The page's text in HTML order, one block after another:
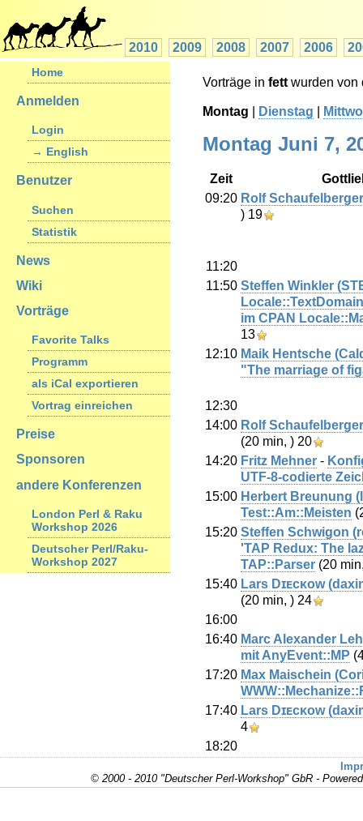
2010 2009 2008 2007 2006
Home
Anmelden
Login
→ English
Benutzer
Suchen
Statistik
News
Wiki
Vorträge
Favorite Talks
Programm
als iCal exportieren
Vortrag einreichen
Preise
Sponsoren
andere Konferenzen
London Perl & Raku
Workshop 2026
Deutscher Perl/Raku-
Workshop 2027
Vorträge in fett wurden von
Montag Dienstag
Montag Juni 7,
Zeit
09:20 Rolf
) 19
11:20
11:50 Steffen Winkler
im CPAN
13
12:10 Maik Hentsche
"The marriage of
12:30
14:00 Rolf
(20 min, ) 20
14:20 Fritz Mehner -
UTF-8-codierte
15:00 Herbert Breunung
‎Test::Am::Meisten‎
15:20 Steffen Schwigon
'TAP Redux: The
TAP::Parser‎ (20
15:40 Lars Dɪᴇᴄᴋᴏᴡ
(20 min, ) 24
16:00
16:40 Marc Alexander
mit AnyEvent::MP‎
17:20 Max Maischein
17:40 Lars Dɪᴇᴄᴋᴏᴡ
4
18:20
© 2000 - 2010 "Deutscher Perl-Workshop" GbR -